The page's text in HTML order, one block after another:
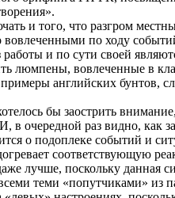
и того, что разгром
вовлеченными по ходу
работы и по сути своей
люмпены, вовлеченные в
английских бунтов,
бы заострить
очередной раз видно, как
о подоплеке событий и
соответствующую
лучше, поскольку данная
теми «попутчиками» из